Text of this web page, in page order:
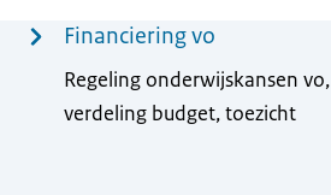
Financiering vo
Regeling onderwijskansen vo,
verdeling budget, toezicht